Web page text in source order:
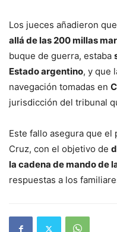
Los jueces añadieron
allá de las 200 millas
buque de guerra, estaba
Estado argentino, y que
navegación tomadas en
jurisdicción del tribunal
Este fallo asegura que el
Cruz, con el objetivo de
la cadena de mando de
respuestas a los